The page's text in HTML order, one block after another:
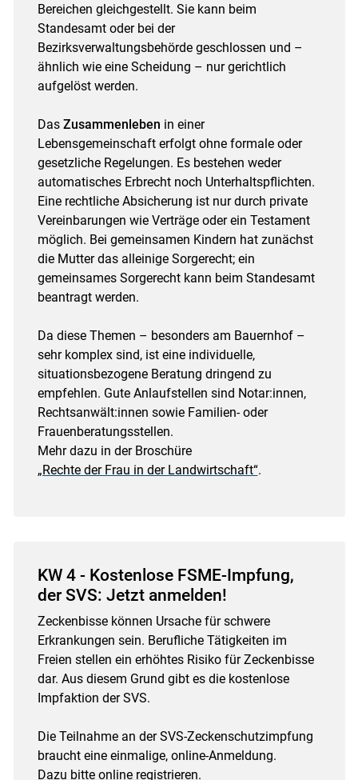
Bereichen gleichgestellt. Sie kann beim
Standesamt oder bei der
Bezirksverwaltungsbehörde geschlossen und –
ähnlich wie eine Scheidung – nur gerichtlich
aufgelöst werden.
Das Zusammenleben in einer
Lebensgemeinschaft erfolgt ohne formale oder
gesetzliche Regelungen. Es bestehen weder
automatisches Erbrecht noch Unterhaltspflichten.
Eine rechtliche Absicherung ist nur durch private
Vereinbarungen wie Verträge oder ein Testament
möglich. Bei gemeinsamen Kindern hat zunächst
die Mutter das alleinige Sorgerecht; ein
gemeinsames Sorgerecht kann beim Standesamt
beantragt werden.
Da diese Themen – besonders am Bauernhof –
sehr komplex sind, ist eine individuelle,
situationsbezogene Beratung dringend zu
empfehlen. Gute Anlaufstellen sind Notar:innen,
Rechtsanwält:innen sowie Familien- oder
Frauenberatungsstellen.
Mehr dazu in der Broschüre
„Rechte der Frau in der Landwirtschaft“.
KW 4 - Kostenlose FSME-Impfung,
der SVS: Jetzt anmelden!
Zeckenbisse können Ursache für schwere
Erkrankungen sein. Berufliche Tätigkeiten im
Freien stellen ein erhöhtes Risiko für Zeckenbisse
dar. Aus diesem Grund gibt es die kostenlose
Impfaktion der SVS.
Die Teilnahme an der SVS-Zeckenschutzimpfung
braucht eine einmalige, online-Anmeldung.
Dazu bitte online registrieren.